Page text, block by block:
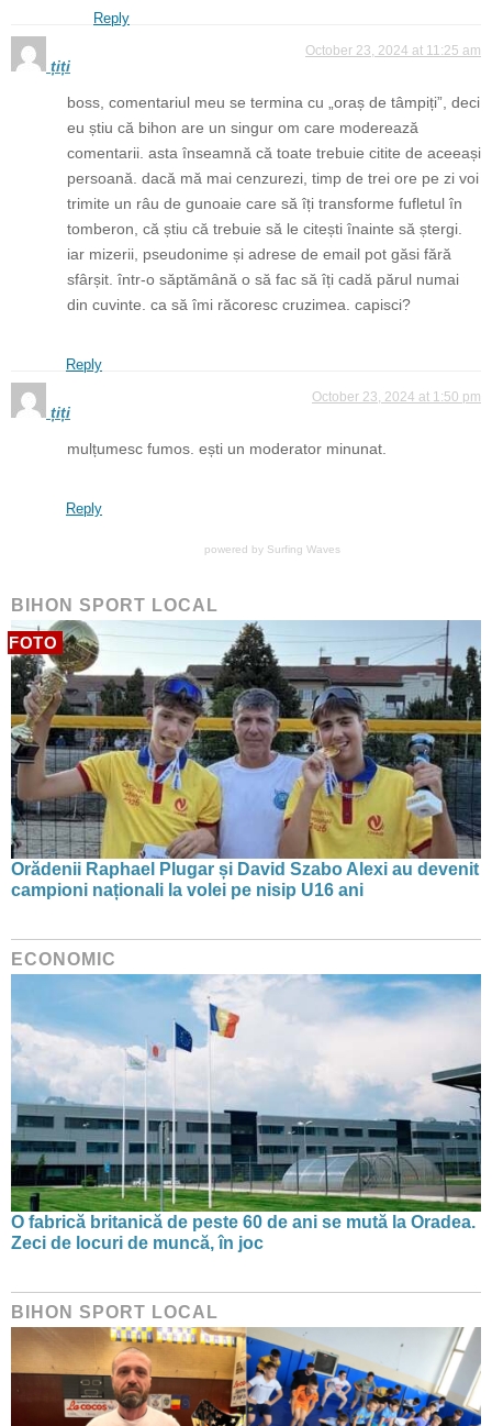
Reply
țiți
October 23, 2024 at 11:25 am
boss, comentariul meu se termina cu „oraș de tâmpiți”, deci
eu știu că bihon are un singur om care moderează
comentarii. asta înseamnă că toate trebuie citite de aceeași
persoană. dacă mă mai cenzurezi, timp de trei ore pe zi voi
trimite un râu de gunoaie care să îți transforme fufletul în
tomberon, că știu că trebuie să le citești înainte să ștergi.
iar mizerii, pseudonime și adrese de email pot găsi fără
sfârșit. într-o săptămână o să fac să îți cadă părul numai
din cuvinte. ca să îmi răcoresc cruzimea. capisci?
Reply
țiți
October 23, 2024 at 1:50 pm
mulțumesc fumos. ești un moderator minunat.
Reply
powered by Surfing Waves
BIHON SPORT LOCAL
FOTO
Orădenii Raphael Plugar și David Szabo Alexi au devenit
campioni naționali la volei pe nisip U16 ani
ECONOMIC
O fabrică britanică de peste 60 de ani se mută la Oradea.
Zeci de locuri de muncă, în joc
BIHON SPORT LOCAL